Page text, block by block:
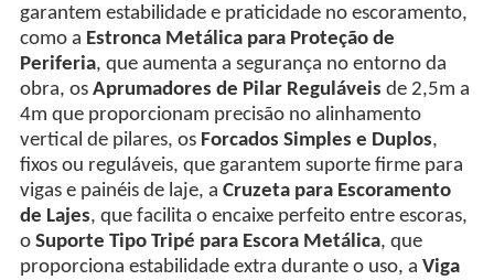
garantem estabilidade e praticidade no escoramento,
como a Estronca Metálica para Proteção de
Periferia, que aumenta a segurança no entorno da
obra, os Aprumadores de Pilar Reguláveis de 2,5m a
4m que proporcionam precisão no alinhamento
vertical de pilares, os Forcados Simples e Duplos,
fixos ou reguláveis, que garantem suporte firme para
vigas e painéis de laje, a Cruzeta para Escoramento
de Lajes, que facilita o encaixe perfeito entre escoras,
o Suporte Tipo Tripé para Escora Metálica, que
proporciona estabilidade extra durante o uso, a Viga